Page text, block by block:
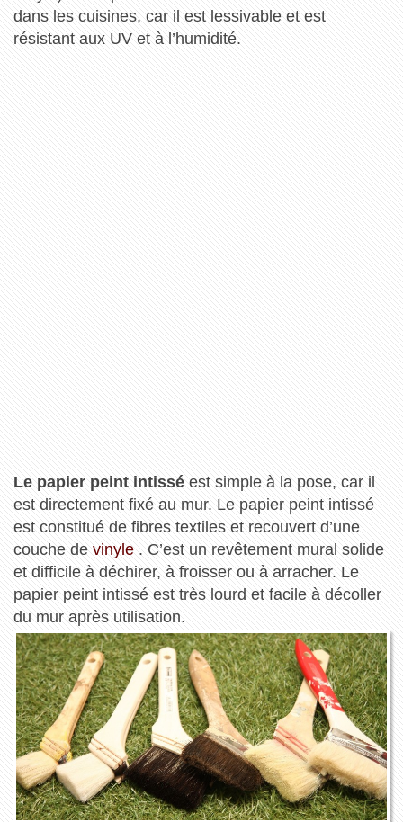
dans les cuisines, car il est lessivable et est
résistant aux UV et à l’humidité.
Le papier peint intisséest simple à la pose, car il
est directement fixé au mur. Le papier peint intissé
est constitué de fibres textiles et recouvert d’une
couche de vinyle. C’est un revêtement mural solide
et difficile à déchirer, à froisser ou à arracher. Le
papier peint intissé est très lourd et facile à décoller
du mur après utilisation.